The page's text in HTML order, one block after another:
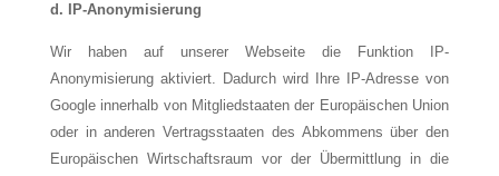
d. IP-Anonymisierung
Wir haben auf unserer Webseite die Funktion IP-
Anonymisierung aktiviert. Dadurch wird Ihre IP-Adresse von
Google innerhalb von Mitgliedstaaten der Europäischen Union
oder in anderen Vertragsstaaten des Abkommens über den
Europäischen Wirtschaftsraum vor der Übermittlung in die